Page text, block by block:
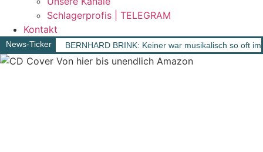
Schlagerprofis | TELEGRAM
Kontakt
News-Ticker BERNHARD BRINK: Keiner war musikalisch so oft